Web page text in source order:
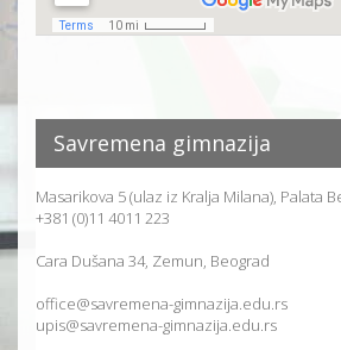
Savremena gimnazija
Masarikova 5 (ulaz iz Kralja Milana), Palata
+381 (0)11 4011 223
Cara Dušana 34, Zemun, Beograd
office@savremena-gimnazija.edu.rs
upis@savremena-gimnazija.edu.rs